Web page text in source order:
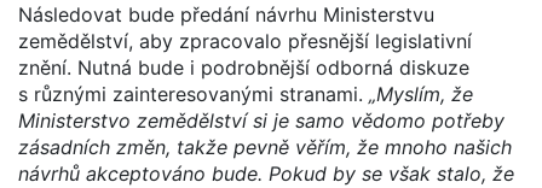
Následovat bude předání návrhu Ministerstvu
zemědělství, aby zpracovalo přesnější legislativní
znění. Nutná bude i podrobnější odborná diskuze
s různými zainteresovanými stranami. „Myslím, že
Ministerstvo zemědělství si je samo vědomo potřeby
zásadních změn, takže pevně věřím, že mnoho našich
návrhů akceptováno bude. Pokud by se však stalo, že